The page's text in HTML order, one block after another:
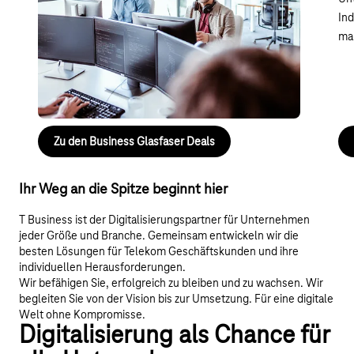
inklusive Business Router, Ausfallschutz mit 5G,
automatischem Schutz vor Cyberkriminalität,
Installation und mehr.Starten Sie jetzt mit Business
Glasfaser in Ihre digitale Zukunft!
Zu den Business Glasfaser Deals
Ihr Weg an die Spitze beginnt hier
T Business ist der Digitalisierungspartner für Unternehmen
jeder Größe und Branche. Gemeinsam entwickeln wir die
besten Lösungen für Telekom Geschäftskunden und ihre
individuellen Herausforderungen.
Wir befähigen Sie, erfolgreich zu bleiben und zu wachsen. Wir
begleiten Sie von der Vision bis zur Umsetzung. Für eine digitale
Welt ohne Kompromisse.
Digitalisierung als Chance für